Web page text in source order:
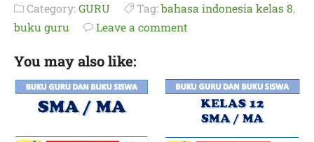
Category:GURU Tag:bahasa indonesia kelas 8,
buku guru
Leave a comment
You may also like: